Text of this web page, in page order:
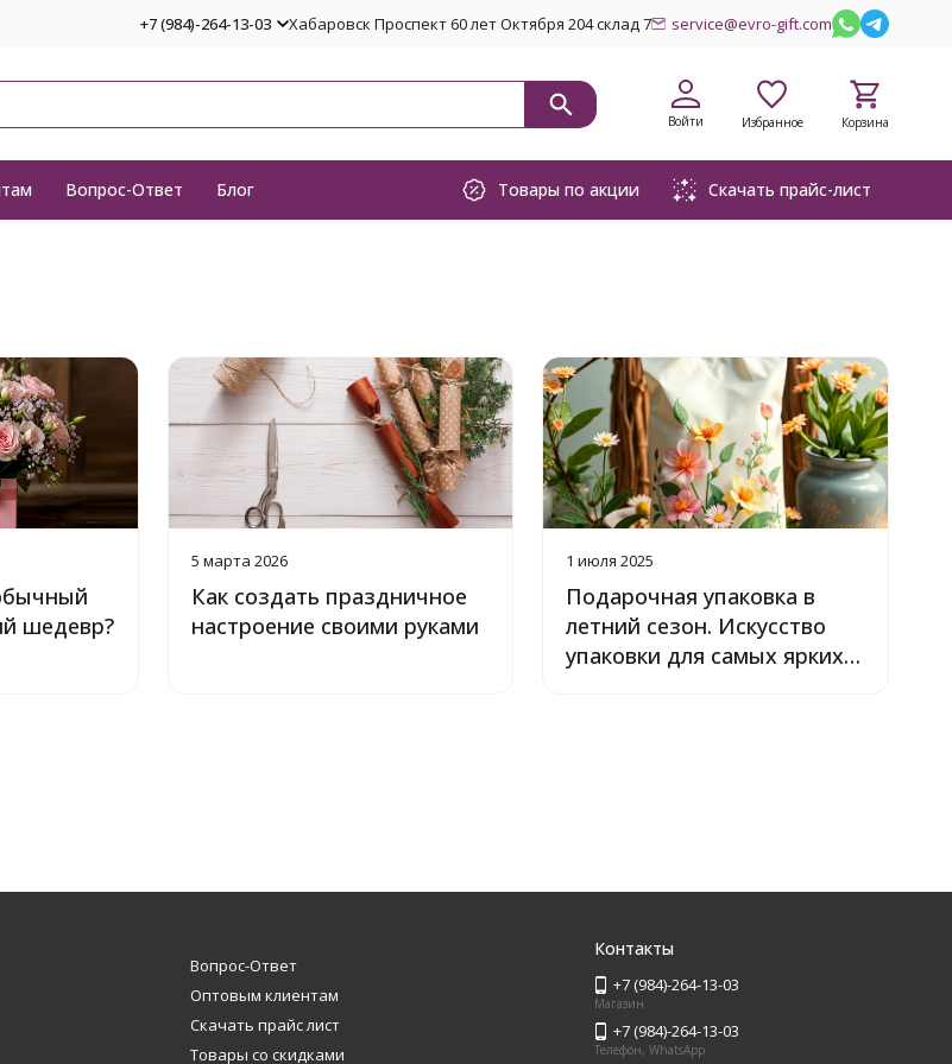
+7 (984)-264-13-03 Хабаровск Проспект 60 лет Октября 204 склад 7 service@evro-gift.com
Войти Избранное Корзина
Вопрос-Ответ Блог Товары по акции Скачать прайс-лист
шедевр?
5 марта 2026
Как создать праздничное
настроение своими руками
1 июля 2025
Подарочная упаковка в
летний сезон. Искусство
упаковки для самых ярких
Вопрос-Ответ
Оптовым клиентам
Скачать прайс лист
Товары со скидками
Контакты
+7 (984)-264-13-03
Магазин
+7 (984)-264-13-03
Телефон, WhatsApp